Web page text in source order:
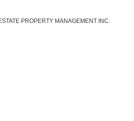
PROPERTY MANAGEMENT INC.